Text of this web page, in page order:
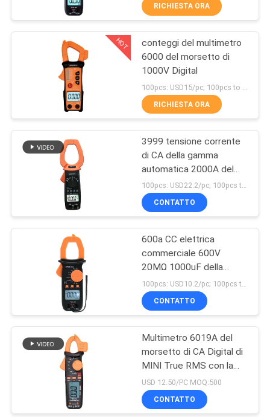
CONTROLLO
DI
QUALITÀ
CONTATTICI
NOTIZIE
DEL
PRIVACY
Multimetro di Digital
di gamma
automatico
Multimetro di Digital
di gamma manuale
15
Tipo multimetro del
banco di Digital
11
RICHIESTA ORA
HOT
conteggi del multimetro
6000 del morsetto di
1000V Digital
RICHIESTA ORA
3999 tensione corrente
di CA della gamma
automatica 2000A del
multimetro del morsetto
di Digital di conteggi più
grande
100pcs: USD22.2/pc; 100pcs to 500pcs: USD21.2/pc; 500pcs to 1000pcs: USD20.2/pc; Above 3000pcs: USD18.5/pc MOQ:100PCS
CONTATTO
600a CC elettrica
commerciale 600V
20MΩ 1000uF della
tasca del tester del
morsetto di CA Digital
100pcs: USD10.2/pc; 100pcs to 500pcs: USD9.8/pc; 500pcs to 1000pcs: USD8.8/pc; Above 3000pcs: USD8.3/pc MOQ:300
CONTATTO
Multimetro 6019A del
morsetto di CA Digital di
MINI True RMS con la
prova di temperatura
USD 12.50/PC MOQ:500
CONTATTO